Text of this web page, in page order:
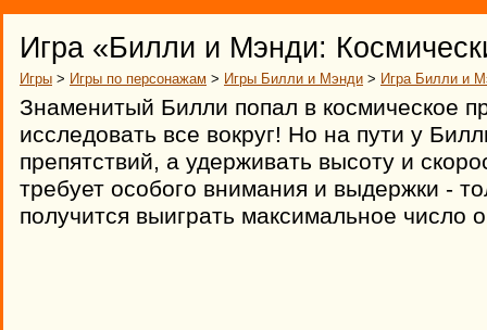
Игра «Билли и Мэнди:
Игры > Игры по персонажам > Игры Билли и Мэнди > Игра Билли и
Знаменитый Билли попал в космическое
исследовать все вокруг! Но на пути у
препятствий, а удерживать высоту и
требует особого внимания и выдержки -
получится выиграть максимальное число